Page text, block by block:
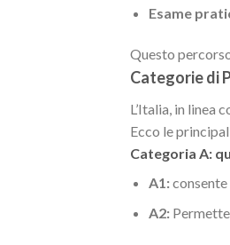
Esame
Questo
Categorie di
L’Italia, in linea
Ecco le
Categoria A:
A1:consente
A2:Permette